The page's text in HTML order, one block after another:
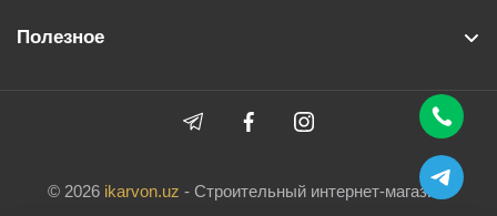
Полезное
© 2026 ikarvon.uz - Строительный интернет-магазин.